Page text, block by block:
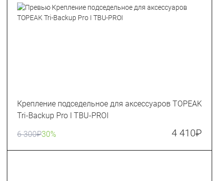
Крепление подседельное для аксессуаров TOPEAK
Tri-Backup Pro I TBU-PROI
6 300₽30% 4 410₽